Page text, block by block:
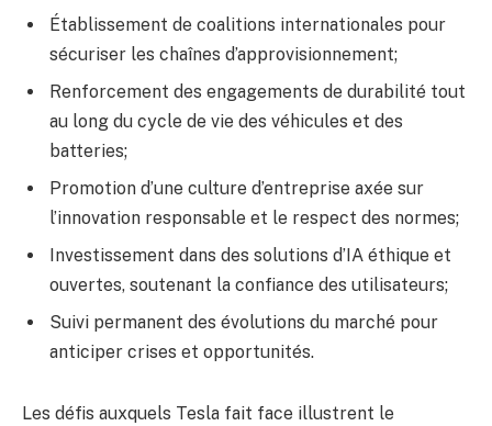
Établissement de coalitions internationales pour
sécuriser les chaînes d’approvisionnement;
Renforcement des engagements de durabilité tout
au long du cycle de vie des véhicules et des
batteries;
Promotion d’une culture d’entreprise axée sur
l’innovation responsable et le respect des normes;
Investissement dans des solutions d’IA éthique et
ouvertes, soutenant la confiance des utilisateurs;
Suivi permanent des évolutions du marché pour
anticiper crises et opportunités.
Les défis auxquels Tesla fait face illustrent le